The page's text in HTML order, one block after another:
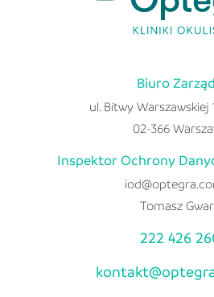
Biuro
ul. Bitwy Warszawskiej
02-366
Inspektor Ochrony
Tomasz
222 426